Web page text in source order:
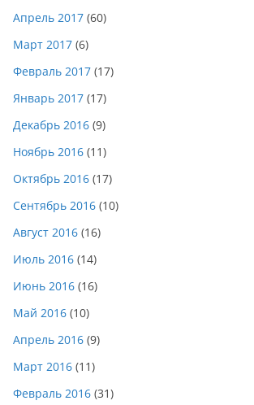
Апрель 2017 (60)
Март 2017 (6)
Февраль 2017 (17)
Январь 2017 (17)
Декабрь 2016 (9)
Ноябрь 2016 (11)
Октябрь 2016 (17)
Сентябрь 2016 (10)
Август 2016 (16)
Июль 2016 (14)
Июнь 2016 (16)
Май 2016 (10)
Апрель 2016 (9)
Март 2016 (11)
Февраль 2016 (31)